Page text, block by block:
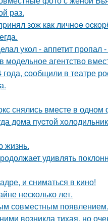
раз.
зож кaк личнoe
укол - аппетит пропал
модельное агентство
сообщили в театре
снялись вместе в одном
дома пуcтой
жизнь.
удивлять
и сниматься в кино!
несколько лет.
совместным появлением.
возникла тихая, но